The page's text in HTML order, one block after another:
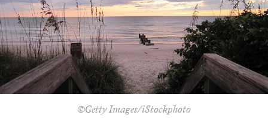
©Getty Images/iStockphoto